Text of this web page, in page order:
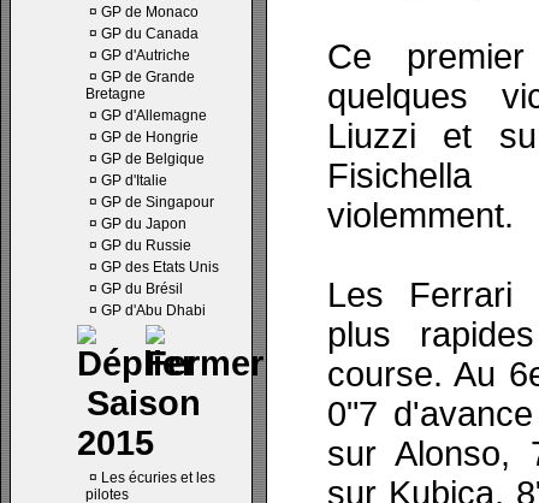
¤ GP de Monaco
¤ GP du Canada
¤ GP d'Autriche
¤ GP de Grande
Bretagne
¤ GP d'Allemagne
¤ GP de Hongrie
¤ GP de Belgique
¤ GP d'Italie
¤ GP de Singapour
¤ GP du Japon
¤ GP du Russie
¤ GP des Etats Unis
¤ GP du Brésil
¤ GP d'Abu Dhabi
Saison
2015
¤ Les écuries et les
pilotes
Ce
quelques
Liuzzi et
Fisichella
violemment.
Les Ferrari
plus
course. Au
0"7
sur Alonso,
sur Kubica,